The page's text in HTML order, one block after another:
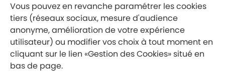
Réseaux sociaux
Suivez-nous
Retrouvez nous sur Facebook
Vous pouvez en revanche paramétrer les cookies
tiers (réseaux sociaux, mesure d'audience
anonyme, amélioration de votre expérience
utilisateur) ou modifier vos choix à tout moment en
cliquant sur le lien «Gestion des Cookies» situé en
bas de page.